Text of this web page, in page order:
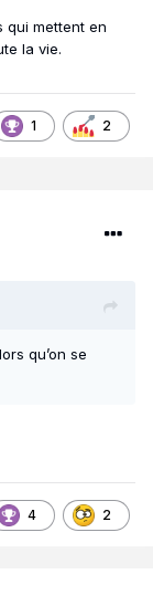
qui mettent en
la vie.
1 2
qu’on se
4 2